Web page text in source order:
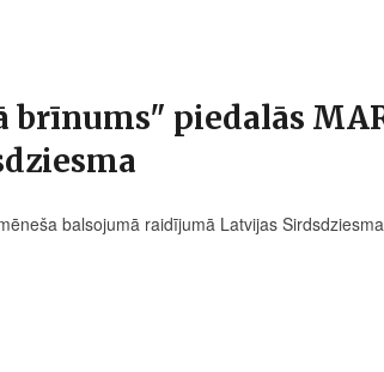
brīnums" piedalās
balsojumā raidījumā Latvijas Sirdsdziesma